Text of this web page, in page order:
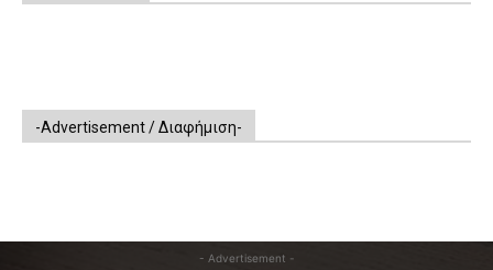
-Advertisement / Διαφήμιση-
- Advertisement -